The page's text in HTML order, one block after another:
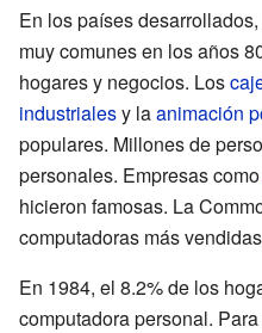
En los países
muy comunes en los años
hogares y negocios. Los
industrialesy laanimación
populares. Millones de
personales. Empresas como
hicieron famosas. La
computadoras más
En 1984, el 8.2% de los
computadora personal.